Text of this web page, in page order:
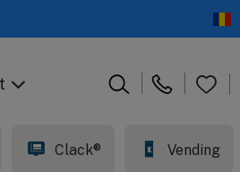
Clack® Vending